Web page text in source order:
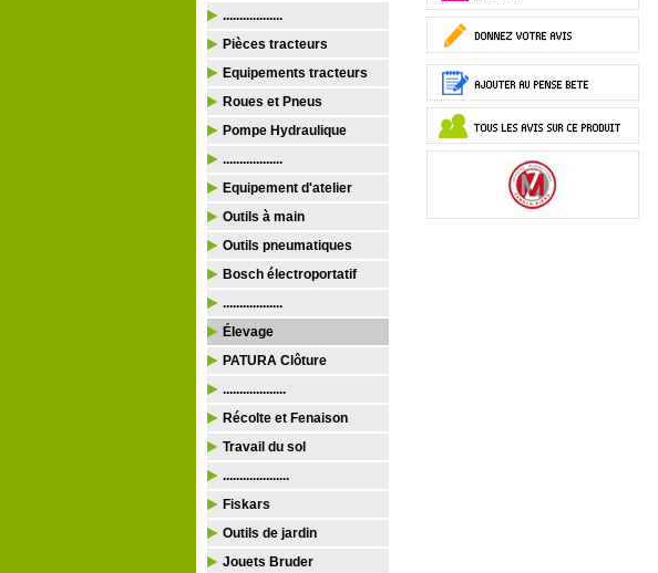
..................
Pièces tracteurs
Equipements tracteurs
Roues et Pneus
Pompe Hydraulique
..................
Equipement d'atelier
Outils à main
Outils pneumatiques
Bosch électroportatif
..................
Élevage
PATURA Clôture
...................
Récolte et Fenaison
Travail du sol
....................
Fiskars
Outils de jardin
Jouets Bruder